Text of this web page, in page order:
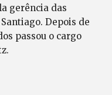
gerência das
Depois de
passou o cargo